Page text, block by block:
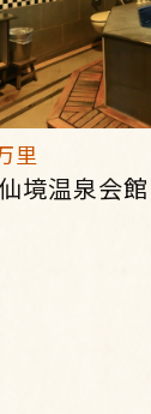
里
境温泉会館